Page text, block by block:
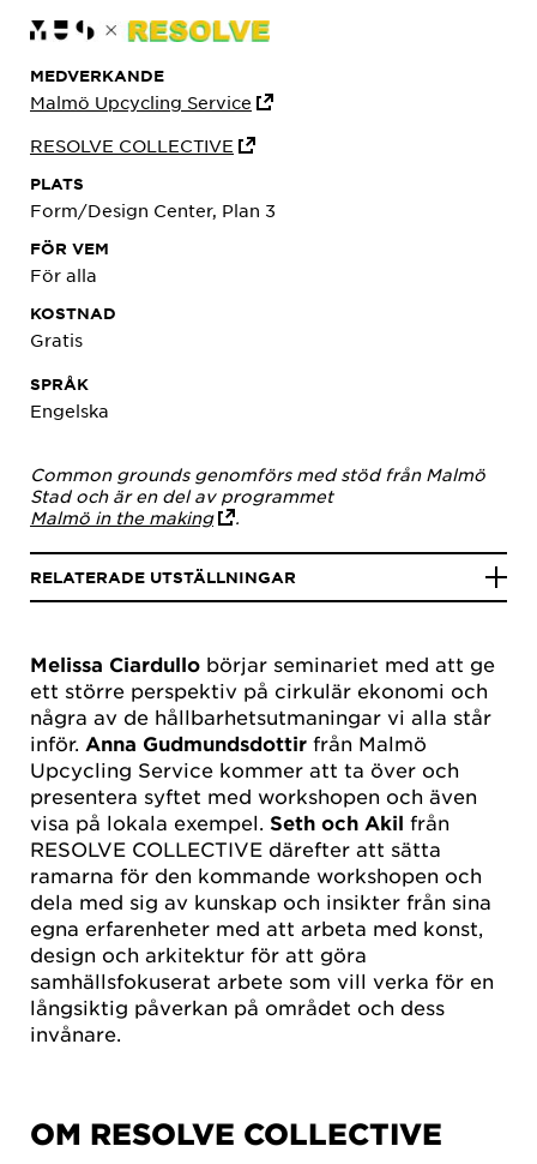
Melissa Ciardullo börjar seminariet med att ge
ett större perspektiv på cirkulär ekonomi och
några av de hållbarhetsutmaningar vi alla står
inför. Anna Gudmundsdottir från Malmö
Upcycling Service kommer att ta över och
presentera syftet med workshopen och även
visa på lokala exempel. Seth och Akil från
RESOLVE COLLECTIVE därefter att sätta
ramarna för den kommande workshopen och
dela med sig av kunskap och insikter från sina
egna erfarenheter med att arbeta med konst,
design och arkitektur för att göra
samhällsfokuserat arbete som vill verka för en
långsiktig påverkan på området och dess
invånare.
OM RESOLVE COLLECTIVE
MEDVERKANDE
Malmö Upcycling Service
RESOLVE COLLECTIVE
PLATS
Form/Design Center, Plan 3
FÖR VEM
För alla
KOSTNAD
Gratis
SPRÅK
Engelska
Common grounds genomförs med stöd från Malmö
Stad och är en del av programmet
Malmö in the making
.
RELATERADE UTSTÄLLNINGAR